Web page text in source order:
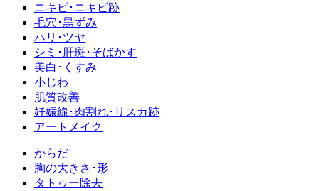
ニキビ･ニキビ跡
毛穴･黒ずみ
ハリ･ツヤ
シミ･肝斑･そばかす
美白･くすみ
小じわ
肌質改善
妊娠線･肉割れ･リスカ跡
アートメイク
からだ
胸の大きさ･形
タトゥー除去